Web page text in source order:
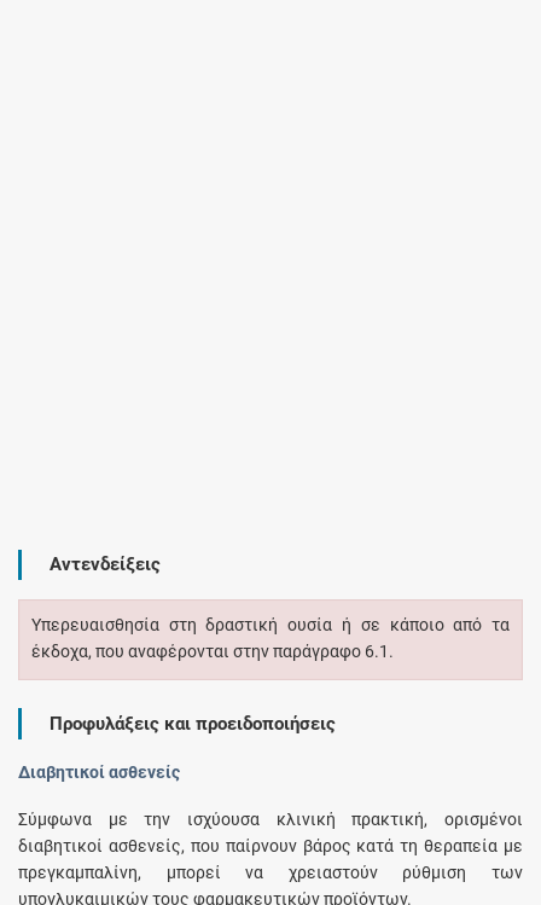
Αντενδείξεις
Υπερευαισθησία στη δραστική ουσία ή σε κάποιο από τα
έκδοχα, που αναφέρονται στην παράγραφο 6.1.
Προφυλάξεις και προειδοποιήσεις
Διαβητικοί ασθενείς
Σύμφωνα με την ισχύουσα κλινική πρακτική, ορισμένοι
διαβητικοί ασθενείς, που παίρνουν βάρος κατά τη θεραπεία με
πρεγκαμπαλίνη, μπορεί να χρειαστούν ρύθμιση των
υπογλυκαιμικών τους φαρμακευτικών προϊόντων.